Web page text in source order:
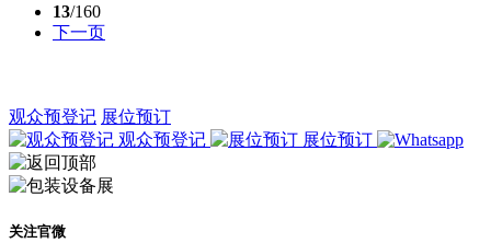
13/160
下一页
观众预登记 展位预订
观众预登记
展位预订
关注官微